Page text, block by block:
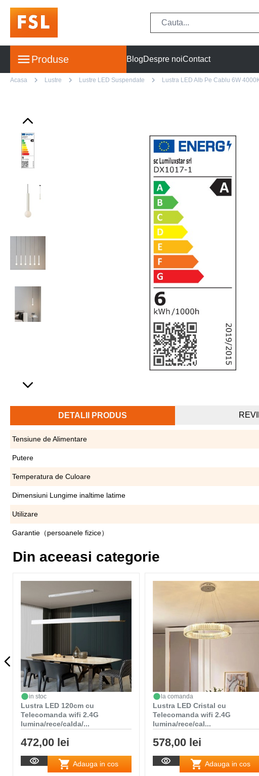
Produse BlogDespre noiContact
Acasa Lustre Lustre LED Suspendate Lustra LED Alb Pe Cablu 6W
DETALII PRODUS
Tensiune de Alimentare
Putere
Temperatura de Culoare
Dimensiuni Lungime inaltime latime
Utilizare
Garantie（persoanele fizice）
Din aceeasi categorie
in stoc
Lustra LED 120cm cu
Telecomanda wifi 2.4G
lumina/rece/calda/...
472,00 lei
Adauga in cos
la comanda
Lustra LED Cristal cu
Telecomanda wifi 2.4G
lumina/rece/cal...
578,00 lei
Adauga in cos